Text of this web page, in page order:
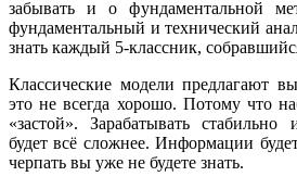
забывать и о фундаментальной
фундаментальный и технический
знать каждый 5-классник,
Классические модели предлагают
это не всегда хорошо. Потому что
«застой». Зарабатывать
будет всё сложнее. Информации
черпать вы уже не будете знать.